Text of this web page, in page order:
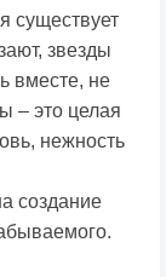
существует
звезды
вместе, не
– это целая
нежность
создание